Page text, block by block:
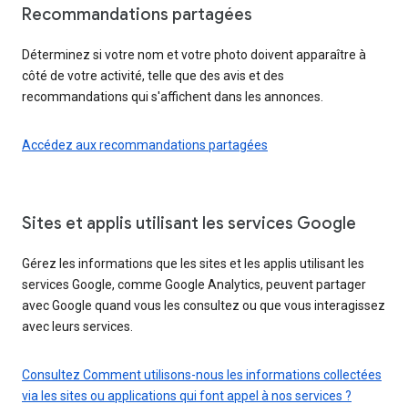
Recommandations partagées
Déterminez si votre nom et votre photo doivent apparaître à
côté de votre activité, telle que des avis et des
recommandations qui s'affichent dans les annonces.
Accédez aux recommandations partagées
Sites et applis utilisant les services Google
Gérez les informations que les sites et les applis utilisant les
services Google, comme Google Analytics, peuvent partager
avec Google quand vous les consultez ou que vous interagissez
avec leurs services.
Consultez Comment utilisons-nous les informations collectées
via les sites ou applications qui font appel à nos services ?